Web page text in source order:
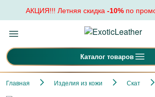
АКЦИЯ!!! Летняя скидка -10%по
Каталог товаров
Главная Изделия из кожи Скат